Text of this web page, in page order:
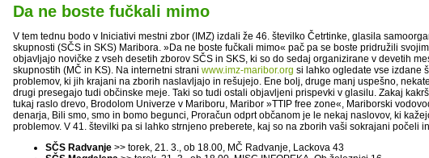
Da ne boste fučkali mimo
V tem tednu bodo v Iniciativi mestni zbor (IMZ) izdali že 46. številko Četrtinke, glasila
skupnosti (SČS in SKS) Maribora. »Da ne boste fučkali mimo« pač pa se boste pridružili
objavljajo novičke z vseh desetih zborov SČS in SKS, ki so do sedaj organizirane v devetih
skupnostih (MČ in KS). Na internetni strani www.imz-maribor.org si lahko ogledate vse izdane
problemov, ki jih krajani na zborih naslavljajo in rešujejo. Ene bolj, druge manj uspešno,
drugi presegajo tudi občinske meje. Taki so tudi ostali objavljeni prispevki v glasilu. Zakaj
tukaj raslo drevo, Brodolom Univerze v Mariboru, Maribor »TTIP free zone«, Mariborski
denarja, Bili smo, smo in bomo begunci, Proračun odprt občanom je le nekaj naslovov, ki
problemov. V 41. številki pa si lahko strnjeno preberete, kaj so na zborih vaši sokrajani počeli
SČS Radvanje >> torek, 21. 3., ob 18.00, MČ Radvanje, Lackova 43